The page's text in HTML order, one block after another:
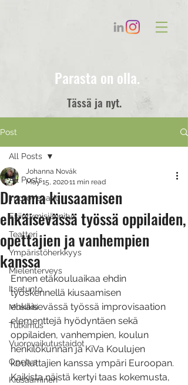
Parasta on olla.
Tässä ja nyt.
Post
All Posts
Improvisaatio
Esiintymisjännitys
Teatteri
Ympäristöherkkyys
Mielenterveys
Itsetunto
Musiikki
Tutkimus
Vuorovaikutustaidot
Opetus
Kiusaaminen
All Posts
Draama kiusaamisen
ehkäisevässä työssä oppilaiden,
opettajien ja vanhempien
kanssa
Johanna Novák
May 15, 202011 min read
Ennen etäkouluaikaa ehdin
työskennellä kiusaamisen
ehkäisevässä työssä improvisaation
elementtejä hyödyntäen sekä
oppilaiden, vanhempien, koulun
henkilökunnan ja KiVa Koulujen
kouluttajien kanssa ympäri Euroopan.
Kaikista näistä kertyi taas kokemusta,